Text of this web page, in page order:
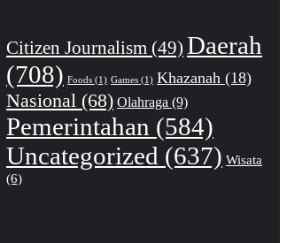
Citizen Journalism (49) Daerah
(708) Foods (1) Games (1) Khazanah (18)
Nasional (68) Olahraga (9)
Pemerintahan (584)
Uncategorized (637) Wisata
(6)